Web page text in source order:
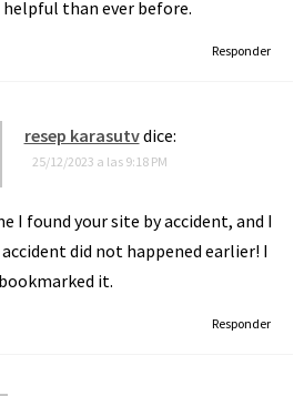
than ever before.
Responder
resep karasutvdice:
25/12/2023 a las 9:18 PM
I found your site by accident, and I
did not happened earlier! I
bookmarked it.
Responder